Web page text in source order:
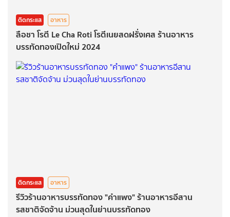
ติดกระแส อาหาร
ลือชา โรตี Le Cha Roti โรตีเนยสดฝรั่งเศส ร้านอาหาร
บรรทัดทองเปิดใหม่ 2024
ติดกระแส อาหาร
รีวิวร้านอาหารบรรทัดทอง "คำแพง" ร้านอาหารอีสาน
รสชาติจัดจ้าน ม่วนสุดในย่านบรรทัดทอง